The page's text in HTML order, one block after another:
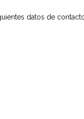
datos de